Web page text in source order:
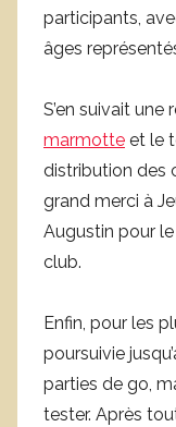
participants,
âges
S’en suivait
marmotte et le
distribution des
grand merci à
Augustin pour
club.
Enfin, pour les
poursuivie
parties de go,
tester. Après